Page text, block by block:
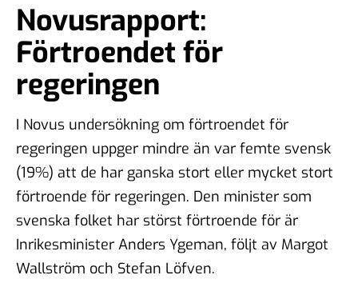
Novusrapport:
Förtroendet för
regeringen
I Novus undersökning om förtroendet för
regeringen uppger mindre än var femte svensk
(19%) att de har ganska stort eller mycket stort
förtroende för regeringen. Den minister som
svenska folket har störst förtroende för är
Inrikesminister Anders Ygeman, följt av Margot
Wallström och Stefan Löfven.